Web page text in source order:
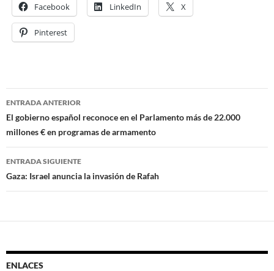
Facebook LinkedIn X
Pinterest
Navegación
de
entradas
ENTRADA ANTERIOR
El gobierno español reconoce en el Parlamento más de 22.000
millones € en programas de armamento
ENTRADA SIGUIENTE
Gaza: Israel anuncia la invasión de Rafah
ENLACES